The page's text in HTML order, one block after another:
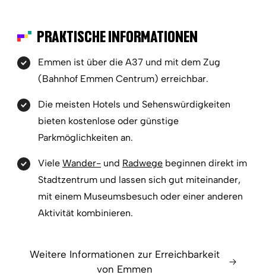
PRAKTISCHE INFORMATIONEN
Emmen ist über die A37 und mit dem Zug
(Bahnhof Emmen Centrum) erreichbar.
Die meisten Hotels und Sehenswürdigkeiten
bieten kostenlose oder günstige
Parkmöglichkeiten an.
Viele Wander- und Radwege beginnen direkt im
Stadtzentrum und lassen sich gut miteinander,
mit einem Museumsbesuch oder einer anderen
Aktivität kombinieren.
Weitere Informationen zur Erreichbarkeit
von Emmen